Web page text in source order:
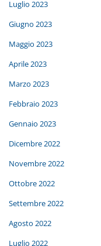
Luglio 2023
Giugno 2023
Maggio 2023
Aprile 2023
Marzo 2023
Febbraio 2023
Gennaio 2023
Dicembre 2022
Novembre 2022
Ottobre 2022
Settembre 2022
Agosto 2022
Luglio 2022